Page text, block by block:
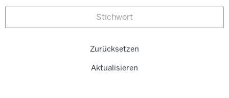
Zurücksetzen
Aktualisieren